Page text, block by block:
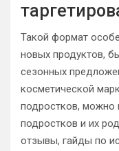
Такой формат
новых продуктов,
сезонных
косметической
подростков, можно
подростков и их
отзывы, гайды по